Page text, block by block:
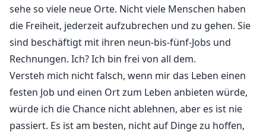
sehe so viele neue Orte. Nicht viele Menschen haben
die Freiheit, jederzeit aufzubrechen und zu gehen. Sie
sind beschäftigt mit ihren neun-bis-fünf-Jobs und
Rechnungen. Ich? Ich bin frei von all dem.
Versteh mich nicht falsch, wenn mir das Leben einen
festen Job und einen Ort zum Leben anbieten würde,
würde ich die Chance nicht ablehnen, aber es ist nie
passiert. Es ist am besten, nicht auf Dinge zu hoffen,